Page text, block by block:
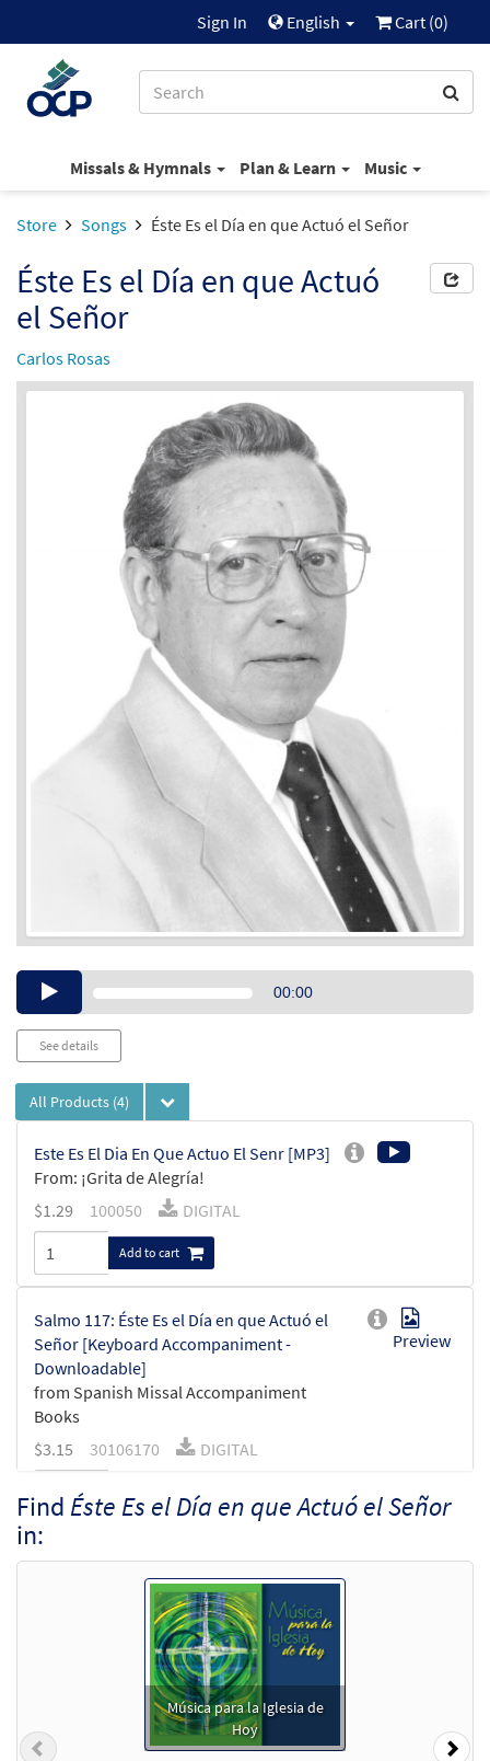
Sign In English Cart (0)
Missals & Hymnals Plan & Learn Music
Store Songs Éste Es el Día en que Actuó el Señor
Éste Es el Día en que Actuó
el Señor
Carlos Rosas
Audio00:00
See details
All Products (4)
Este Es El Dia En Que Actuo El Senr [MP3]
From: ¡Grita de Alegría!
$1.29 100050 DIGITAL
Add to cart
Salmo 117: Éste Es el Día en que Actuó el
Señor [Keyboard Accompaniment -
Downloadable]
from Spanish Missal Accompaniment
Books
Preview
$3.15 30106170 DIGITAL
Salmo 117: Éste Es el Día en que Actuó el
Señor [Guitar Accompaniment -
from Spanish Missal Accompaniment
30106171 DIGITAL
Add to cart
Find Éste Es el Día en que Actuó el Señor
in:
Música para la Iglesia de
Hoy
Previous